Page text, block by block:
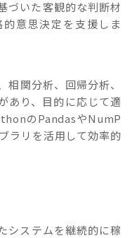
づいた客観的な判断材
意思決定を支援しま
関分析、回帰分析、
あり、目的に応じて適
のPandasやNumP
リを活用して効率的
システムを継続的に稼